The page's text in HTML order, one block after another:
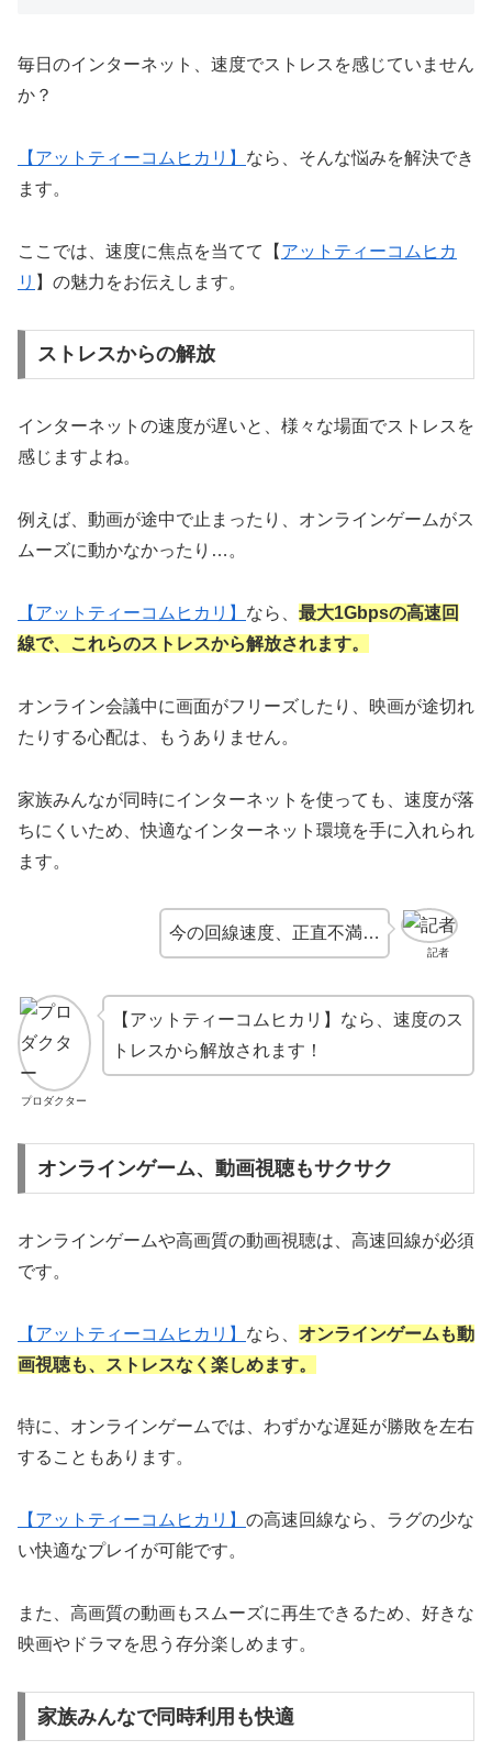
毎日のインターネット、速度でストレスを感じていません
か？
【アットティーコムヒカリ】 なら、そんな悩みを解決でき
ます。
ここでは、速度に焦点を当てて【 アットティーコムヒカ
リ 】の魅力をお伝えします。
ストレスからの解放
インターネットの速度が遅いと、様々な場面でストレスを
感じますよね。
例えば、動画が途中で止まったり、オンラインゲームがス
ムーズに動かなかったり…。
【アットティーコムヒカリ】 なら、 最大1Gbpsの高速回
線で、これらのストレスから解放されます。
オンライン会議中に画面がフリーズしたり、映画が途切れ
たりする心配は、もうありません。
家族みんなが同時にインターネットを使っても、速度が落
ちにくいため、快適なインターネット環境を手に入れられ
ます。
記者
今の回線速度、正直不満…
プロダクター
【アットティーコムヒカリ】なら、速度のス
トレスから解放されます！
オンラインゲーム、動画視聴もサクサク
オンラインゲームや高画質の動画視聴は、高速回線が必須
です。
【アットティーコムヒカリ】 なら、 オンラインゲームも動
画視聴も、ストレスなく楽しめます。
特に、オンラインゲームでは、わずかな遅延が勝敗を左右
することもあります。
【アットティーコムヒカリ】 の高速回線なら、ラグの少な
い快適なプレイが可能です。
また、高画質の動画もスムーズに再生できるため、好きな
映画やドラマを思う存分楽しめます。
家族みんなで同時利用も快適